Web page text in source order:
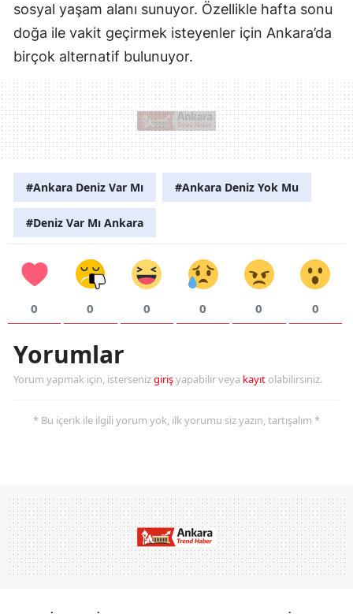
sosyal yaşam alanı sunuyor. Özellikle hafta sonu
doğa ile vakit geçirmek isteyenler için Ankara’da
birçok alternatif bulunuyor.
#Ankara Deniz Var Mı #Ankara Deniz Yok Mu
#Deniz Var Mı Ankara
0 0 0 0 0 0
Yorumlar
Yorum yapmak için, istersenizgirişyapabilir veya kayıt olabilirsiniz.
* Bu içerik ile ilgili yorum yok, ilk yorumu siz yazın, tartışalım *